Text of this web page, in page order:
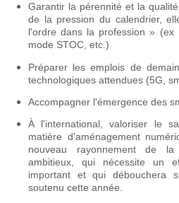
Garantir la pérennité et la
de la pression du calendrier,
l'ordre dans la profession » (ex
mode STOC, etc.)
Préparer les emplois de
technologiques attendues (5G,
Accompagner l'émergence des
À l'international, valoriser le
matière d'aménagement
nouveau rayonnement de
ambitieux, qui nécessite un
important et qui débouchera
soutenu cette année.